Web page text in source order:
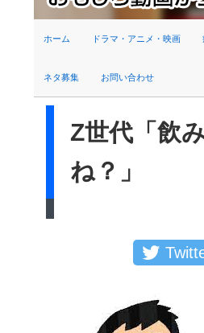
ホーム ドラマ・アニメ・映画
ネタ募集 お問い合わせ
Z世代「飲
ね？」